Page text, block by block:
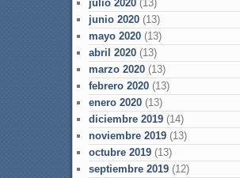
julio 2020(13)
junio 2020(13)
mayo 2020(13)
abril 2020(13)
marzo 2020(13)
febrero 2020(13)
enero 2020(13)
diciembre 2019(14)
noviembre 2019(13)
octubre 2019(13)
septiembre 2019(12)